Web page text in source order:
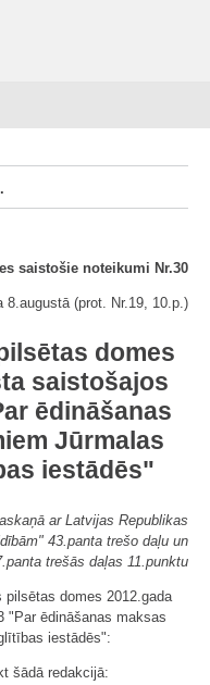
saistošie noteikumi Nr.30
8.augustā (prot. Nr.19, 10.p.)
domes
saistošajos
ēdināšanas
Jūrmalas
iestādēs"
ar Latvijas Republikas
43.panta trešo daļu un
trešās daļas 11.punktu
domes 2012.gada
"Par ēdināšanas maksas
iestādēs":
šādā redakcijā: